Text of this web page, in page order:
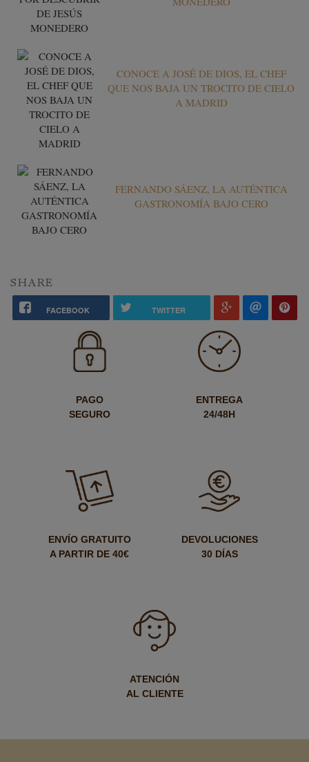
CONOCE A JOSÉ DE DIOS, EL CHEF
QUE NOS BAJA UN TROCITO DE CIELO
A MADRID
FERNANDO SÁENZ, LA AUTÉNTICA
GASTRONOMÍA BAJO CERO
SHARE
FACEBOOK TWITTER
PAGO
SEGURO
ENTREGA
24/48H
ENVÍO GRATUITO
A PARTIR DE 40€
DEVOLUCIONES
30 DÍAS
ATENCIÓN
AL CLIENTE